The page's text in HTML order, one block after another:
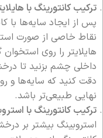
ترکیب کانتورینگ با
پس از ایجاد سایه‌ها با
نقاط خاصی از صورت
هایلایتر را روی استخوان
داخلی چشم بزنید تا
دقت کنید که سایه‌ها و
نهایی طبیعی‌تر باشد.
ترکیب کانتورینگ با
استروبینگ بیشتر بر